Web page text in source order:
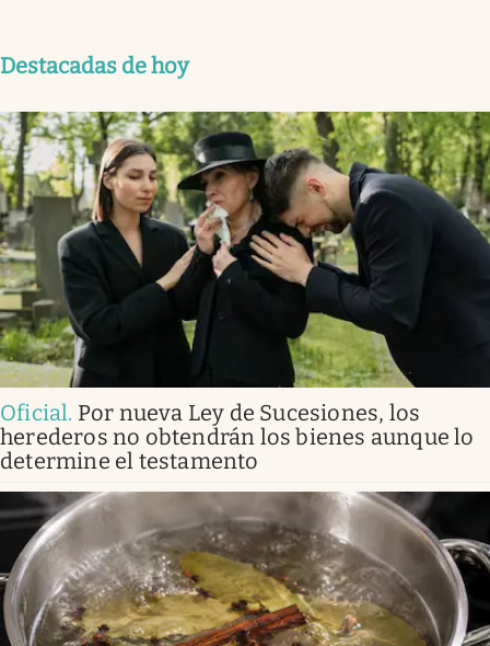
Destacadas de hoy
Oficial. Por nueva Ley de Sucesiones, los
herederos no obtendrán los bienes aunque lo
determine el testamento